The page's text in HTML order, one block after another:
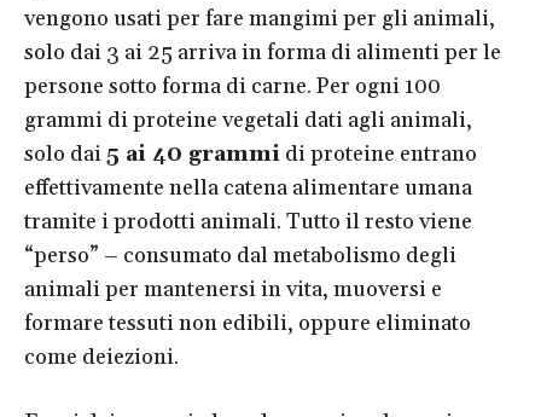
vengono usati per fare mangimi per gli animali,
solo dai 3 ai 25 arriva in forma di alimenti per le
persone sotto forma di carne. Per ogni 100
grammi di proteine vegetali dati agli animali,
solo dai5 ai 40 grammi di proteine entrano
effettivamente nella catena alimentare umana
tramite i prodotti animali. Tutto il resto viene
“perso” – consumato dal metabolismo degli
animali per mantenersi in vita, muoversi e
formare tessuti non edibili, oppure eliminato
come deiezioni.